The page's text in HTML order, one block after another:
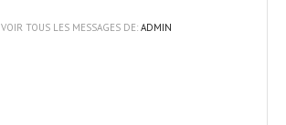
VOIR TOUS LES MESSAGES DE: ADMIN